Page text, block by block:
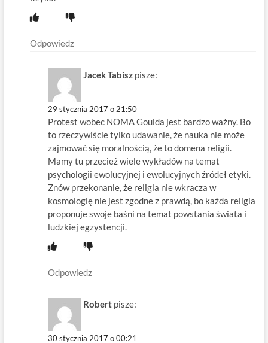
Odpowiedz
Jacek Tabisz pisze:
29 stycznia 2017 o 21:50
Protest wobec NOMA Goulda jest bardzo ważny. Bo
to rzeczywiście tylko udawanie, że nauka nie może
zajmować się moralnością, że to domena religii.
Mamy tu przecież wiele wykładów na temat
psychologii ewolucyjnej i ewolucyjnych źródeł etyki.
Znów przekonanie, że religia nie wkracza w
kosmologię nie jest zgodne z prawdą, bo każda religia
proponuje swoje baśni na temat powstania świata i
ludzkiej egzystencji.
Odpowiedz
Robert pisze:
30 stycznia 2017 o 00:21